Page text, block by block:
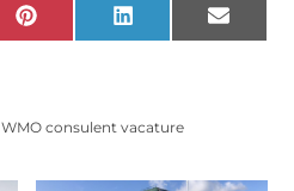
Pinterest LinkedIn Email
,WMO consulent vacature